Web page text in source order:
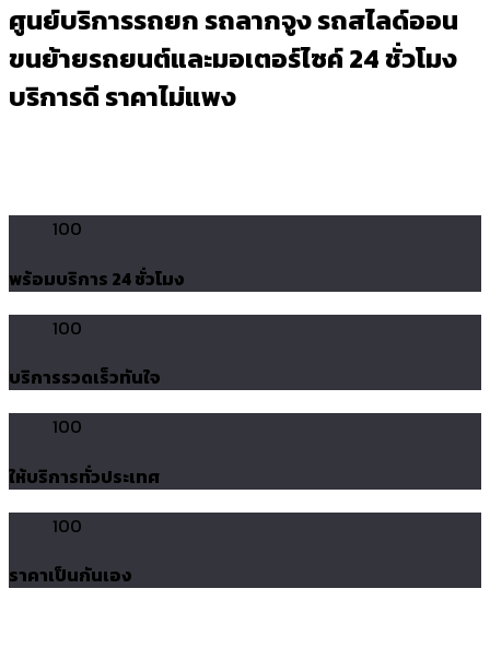
ศูนย์บริการรถยก รถลากจูง รถสไลด์ออน
ขนย้ายรถยนต์และมอเตอร์ไซค์ 24 ชั่วโมง
บริการดี ราคาไม่แพง
100
พร้อมบริการ 24 ชั่วโมง
100
บริการรวดเร็วทันใจ
100
ให้บริการทั่วประเทศ
100
ราคาเป็นกันเอง